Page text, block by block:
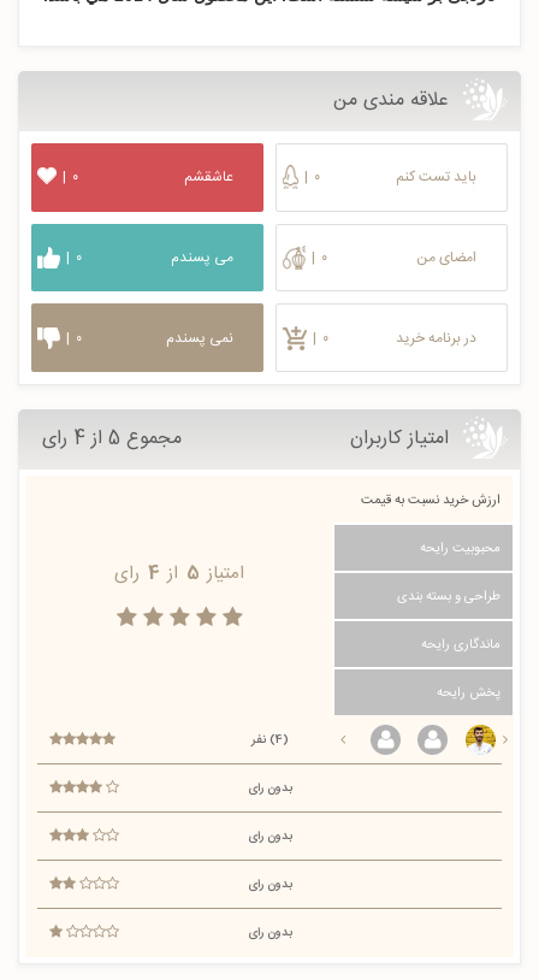
علاقه مندی من
باید تست کنم | ۰
امضای من | ۰
در برنامه خرید | ۰
عاشقشم | ۰
می پسندم | ۰
نمی پسندم | ۰
امتیاز کاربران مجموع 5 از 4 رای
ارزش خرید نسبت به قیمت
محبوبیت رایحه
طراحی و بسته بندی
ماندگاری رایحه
پخش رایحه
امتیاز 5 از 4 رای
(4) نفر
بدون رای
بدون رای
بدون رای
بدون رای